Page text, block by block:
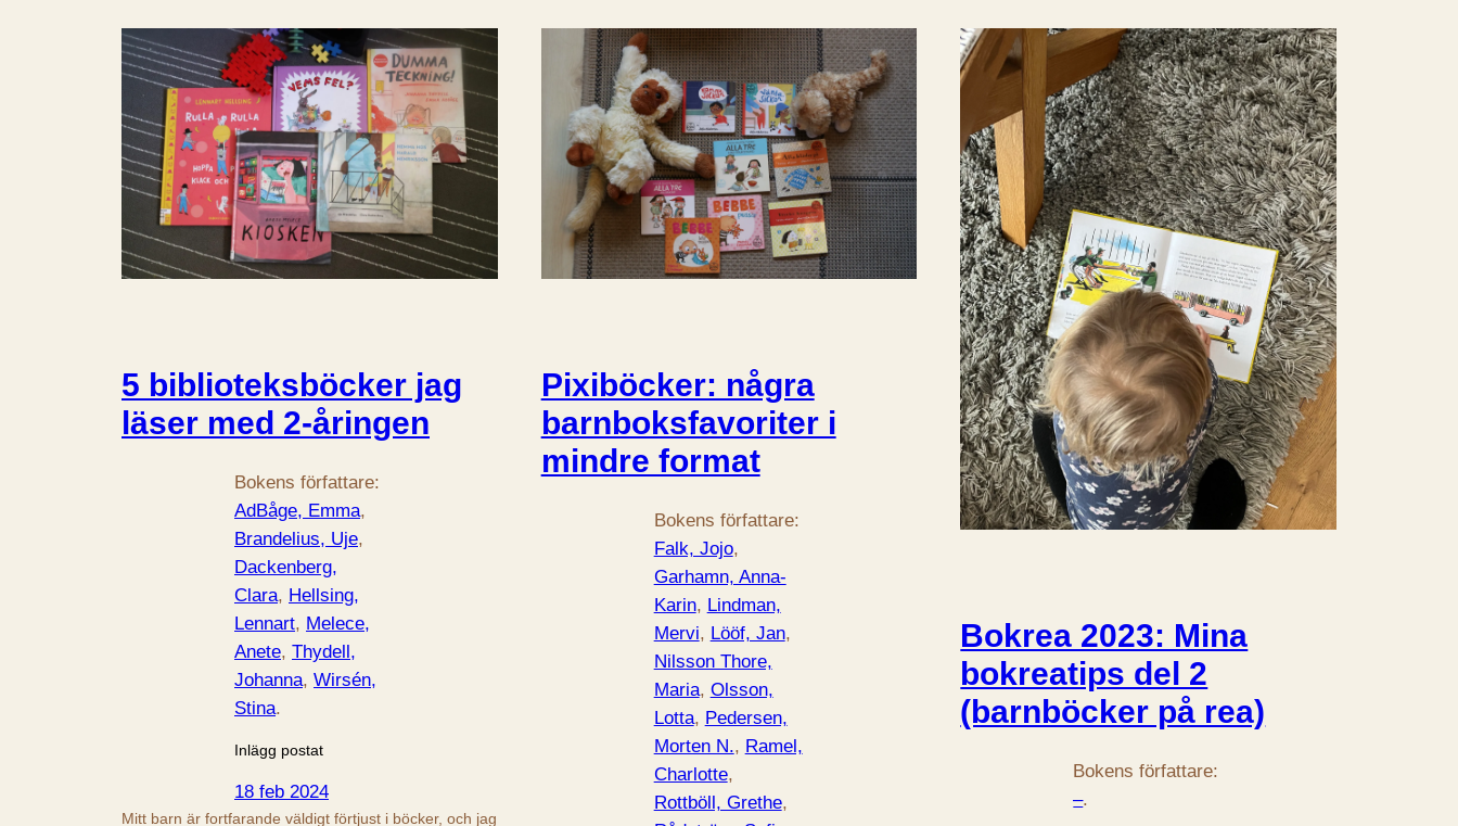
5 biblioteksböcker jag
läser med 2-åringen
Bokens författare:
AdBåge, Emma
Brandelius, Uje
Dackenberg,
Clara, Hellsing,
Lennart, Melece,
Anete, Thydell,
Johanna, Wirsén,
Stina.
Inlägg postat
18 feb 2024
Mitt barn är fortfarande väldigt förtjust i böcker, och jag
Pixiböcker: några
barnboksfavoriter i
mindre format
Bokens författare:
Falk, Jojo
Garhamn, Anna-
Karin, Lindman,
Mervi, Lööf, Jan
Nilsson Thore,
Maria, Olsson,
Lotta, Pedersen,
Morten N., Ramel,
Charlotte
Rottböll, Grethe
Bokrea 2023: Mina
bokreatips del 2
(barnböcker på rea)
Bokens författare:
–.